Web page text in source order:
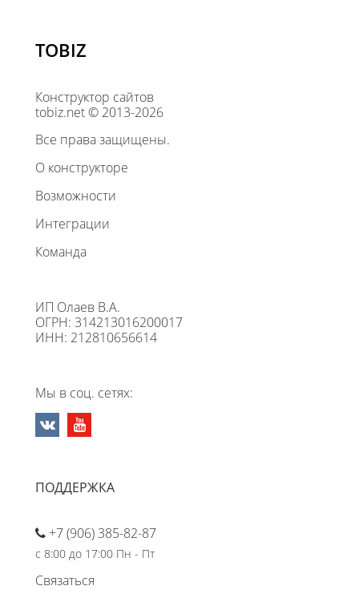
TOBIZ
Конструктор сайтов
tobiz.net © 2013-2026
Все права защищены.
О конструкторе
Возможности
Интеграции
Команда
ИП Олаев В.А.
ОГРН: 314213016200017
ИНН: 212810656614
Мы в соц. сетях:
ПОДДЕРЖКА
+7 (906) 385-82-87
с 8:00 до 17:00 Пн - Пт
Связаться